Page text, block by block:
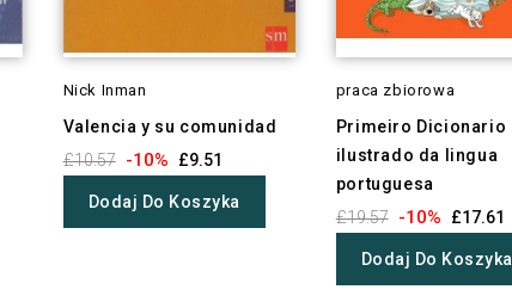
Nick Inman
Valencia y su comunidad
£10.57 -10% £9.51
Dodaj Do Koszyka
praca zbiorowa
Primeiro Dicionario
ilustrado da lingua
portuguesa
£19.57 -10% £17.61
Dodaj Do Koszyka